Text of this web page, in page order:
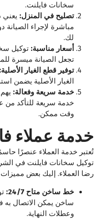
سخانات فايلنت.
تصليح في المنزل:
مباشرة لإجراء الصيانة
لك.
أسعار مناسبة: توكيل
تجعل الصيانة ميسرة
توفير قطع الغيار الأصلية:
الغيار الأصلية يضمن
خدمة سريعة وفعالة:
خدمة سريعة للتأكد
وقت ممكن.
خدمة عملاء
تُعتبر خدمة العملاء عنصرًا
توكيل سخانات فايلنت في
رضا العملاء. إليك بعض مميزات
خط ساخن متاح 24/7:
ساخن يمكن الاتصال
وعطلات النهاية.